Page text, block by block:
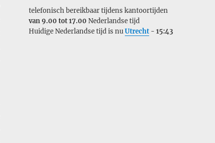
telefonisch bereikbaar tijdens kantoortijden
van 9.00 tot 17.00 Nederlandse tijd
Huidige Nederlandse tijd is nuUtrecht- 15:43